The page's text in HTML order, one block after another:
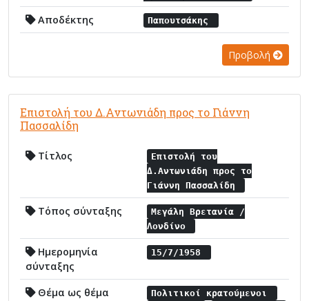
Αποδέκτης Παπουτσάκης
Προβολή
Επιστολή του Δ.Αντωνιάδη προς το Γιάννη
Πασσαλίδη
Τίτλος
Επιστολή του
Δ.Αντωνιάδη προς το
Γιάννη Πασσαλίδη
Τόπος σύνταξης
Μεγάλη Βρετανία /
Λονδίνο
Ημερομηνία
σύνταξης
15/7/1958
Θέμα ως θέμα
Πολιτικοί κρατούμενοι